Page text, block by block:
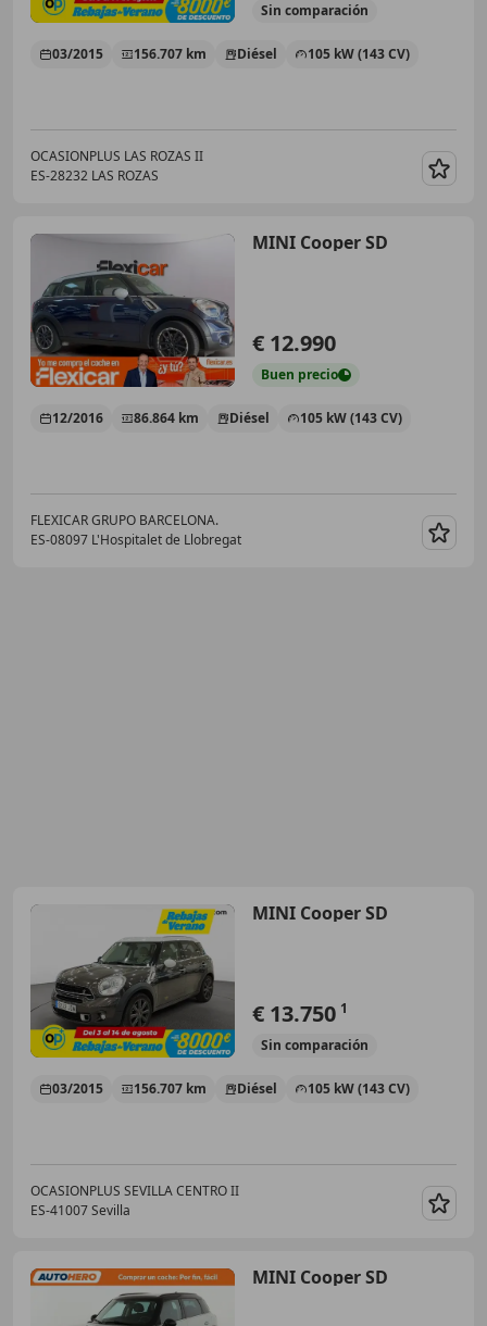
Sin comparación
03/2015 156.707 km Diésel 105 kW (143 CV)
OCASIONPLUS LAS ROZAS II
ES-28232 LAS ROZAS
MINI Cooper SD
€ 12.990
Buen precio
12/2016 86.864 km Diésel 105 kW (143 CV)
FLEXICAR GRUPO BARCELONA.
ES-08097 L'Hospitalet de Llobregat
MINI Cooper SD
€ 13.750 1
Sin comparación
03/2015 156.707 km Diésel 105 kW (143 CV)
OCASIONPLUS SEVILLA CENTRO II
ES-41007 Sevilla
MINI Cooper SD